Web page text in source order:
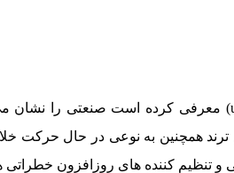
و تنظیم کننده های روزافزون خطراتی